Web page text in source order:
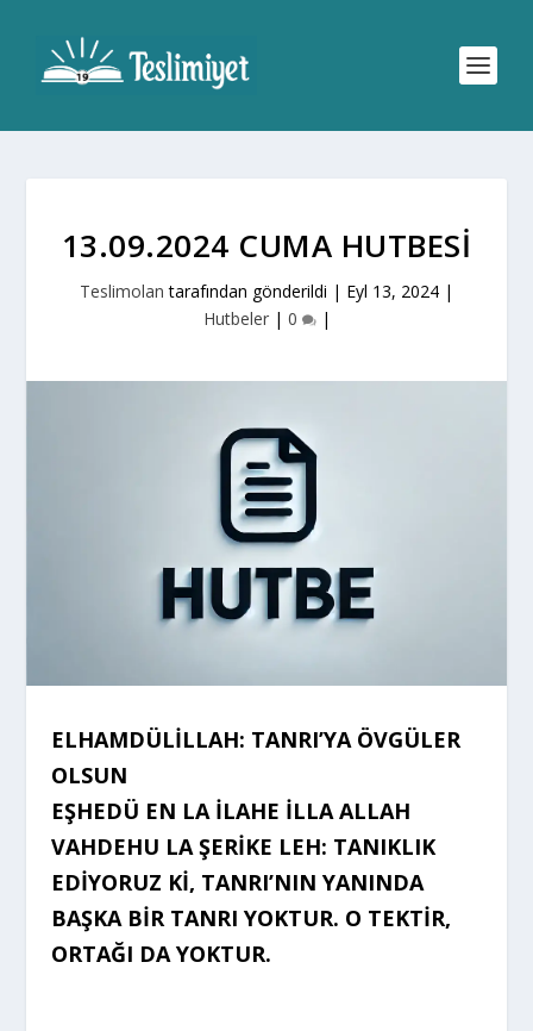
13.09.2024 CUMA HUTBESI
Teslimolan tarafından gönderildi | Eyl 13, 2024 |
Hutbeler| 0 |
ELHAMDÜLİLLAH: TANRI’YA ÖVGÜLER
OLSUN
EŞHEDÜ EN LA İLAHE İLLA ALLAH
VAHDEHU LA ŞERİKE LEH: TANIKLIK
EDİYORUZ Kİ, TANRI’NIN YANINDA
BAŞKA BİR TANRI YOKTUR. O TEKTİR,
ORTAĞI DA YOKTUR.